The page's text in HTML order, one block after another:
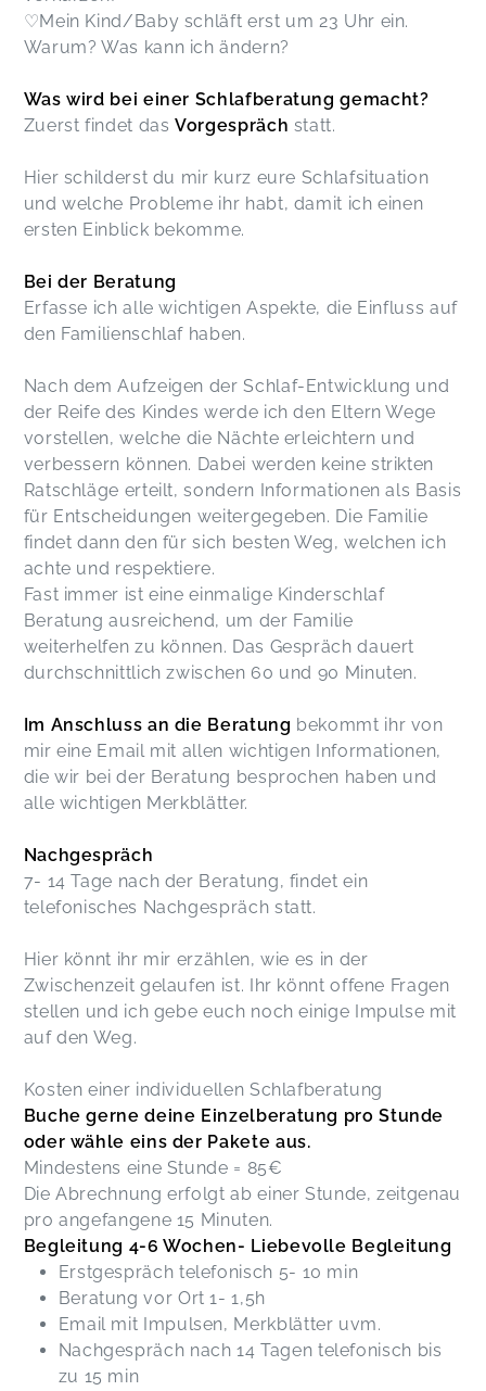
♡Mein Kind/Baby schläft erst um 23 Uhr ein.
Warum? Was kann ich ändern?
Was wird bei einer Schlafberatung gemacht?
Zuerst findet dasVorgespräch statt.
Hier schilderst du mir kurz eure Schlafsituation
und welche Probleme ihr habt, damit ich einen
ersten Einblick bekomme.
Bei der Beratung
Erfasse ich alle wichtigen Aspekte, die Einfluss auf
den Familienschlaf haben.
Nach dem Aufzeigen der Schlaf-Entwicklung und
der Reife des Kindes werde ich den Eltern Wege
vorstellen, welche die Nächte erleichtern und
verbessern können. Dabei werden keine strikten
Ratschläge erteilt, sondern Informationen als Basis
für Entscheidungen weitergegeben. Die Familie
findet dann den für sich besten Weg, welchen ich
achte und respektiere.
Fast immer ist eine einmalige Kinderschlaf
Beratung ausreichend, um der Familie
weiterhelfen zu können. Das Gespräch dauert
durchschnittlich zwischen 60 und 90 Minuten.
Im Anschluss an die Beratung bekommt ihr von
mir eine Email mit allen wichtigen Informationen,
die wir bei der Beratung besprochen haben und
alle wichtigen Merkblätter.
Nachgespräch
7- 14 Tage nach der Beratung, findet ein
telefonisches Nachgespräch statt.
Hier könnt ihr mir erzählen, wie es in der
Zwischenzeit gelaufen ist. Ihr könnt offene Fragen
stellen und ich gebe euch noch einige Impulse mit
auf den Weg.
Kosten einer individuellen Schlafberatung
Buche gerne deine Einzelberatung pro Stunde
oder wähle eins der Pakete aus.
Mindestens eine Stunde = 85€
Die Abrechnung erfolgt ab einer Stunde, zeitgenau
pro angefangene 15 Minuten.
Begleitung 4-6 Wochen- Liebevolle Begleitung
Erstgespräch telefonisch 5- 10 min
Beratung vor Ort 1- 1,5h
Email mit Impulsen, Merkblätter uvm.
Nachgespräch nach 14 Tagen telefonisch bis
zu 15 min